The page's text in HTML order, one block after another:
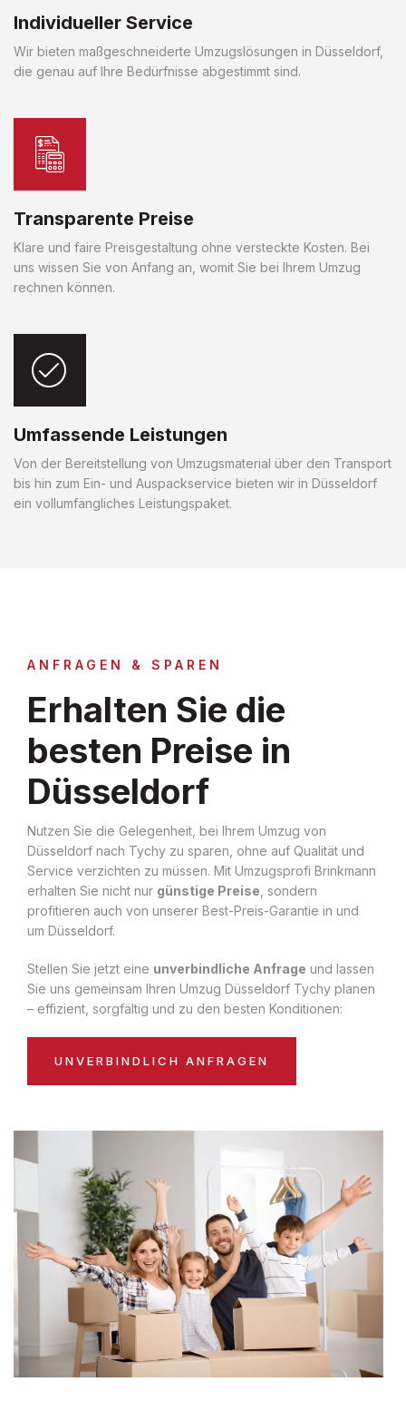
Individueller Service
Wir bieten maßgeschneiderte Umzugslösungen in Düsseldorf,
die genau auf Ihre Bedürfnisse abgestimmt sind.
Transparente Preise
Klare und faire Preisgestaltung ohne versteckte Kosten. Bei
uns wissen Sie von Anfang an, womit Sie bei Ihrem Umzug
rechnen können.
Umfassende Leistungen
Von der Bereitstellung von Umzugsmaterial über den Transport
bis hin zum Ein- und Auspackservice bieten wir in Düsseldorf
ein vollumfängliches Leistungspaket.
ANFRAGEN & SPAREN
Erhalten Sie die
besten Preise in
Düsseldorf
Nutzen Sie die Gelegenheit, bei Ihrem Umzug von
Düsseldorf nach Tychy zu sparen, ohne auf Qualität und
Service verzichten zu müssen. Mit Umzugsprofi Brinkmann
erhalten Sie nicht nur günstige Preise , sondern
profitieren auch von unserer Best-Preis-Garantie in und
um Düsseldorf.
Stellen Sie jetzt eine unverbindliche Anfrage und lassen
Sie uns gemeinsam Ihren Umzug Düsseldorf Tychy planen
– effizient, sorgfältig und zu den besten Konditionen:
UNVERBINDLICH ANFRAGEN